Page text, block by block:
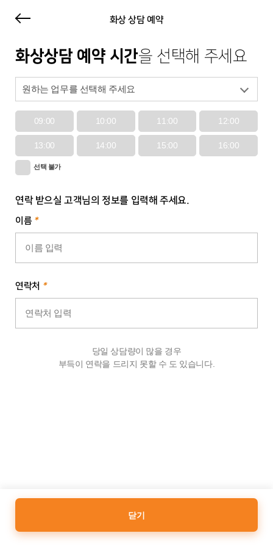
화상 상담 예약
화상상담 예약 시간을 선택해 주세요
09:00 10:00 11:00 12:00
13:00 14:00 15:00 16:00
선택 불가
연락 받으실 고객님의 정보를 입력해 주세요.
이름 *
연락처 *
당일 상담량이 많을 경우
부득이 연락을 드리지 못할 수 도 있습니다.
닫기